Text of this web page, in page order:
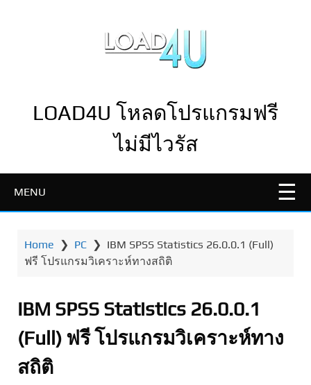
LOAD4U โหลดโปรแกรมฟรี
ไม่มีไวรัส
MENU
Home ❯ PC ❯ IBM SPSS Statistics 26.0.0.1 (Full)
ฟรี โปรแกรมวิเคราะห์ทางสถิติ
IBM SPSS Statistics 26.0.0.1
(Full) ฟรี โปรแกรมวิเคราะห์ทาง
สถิติ